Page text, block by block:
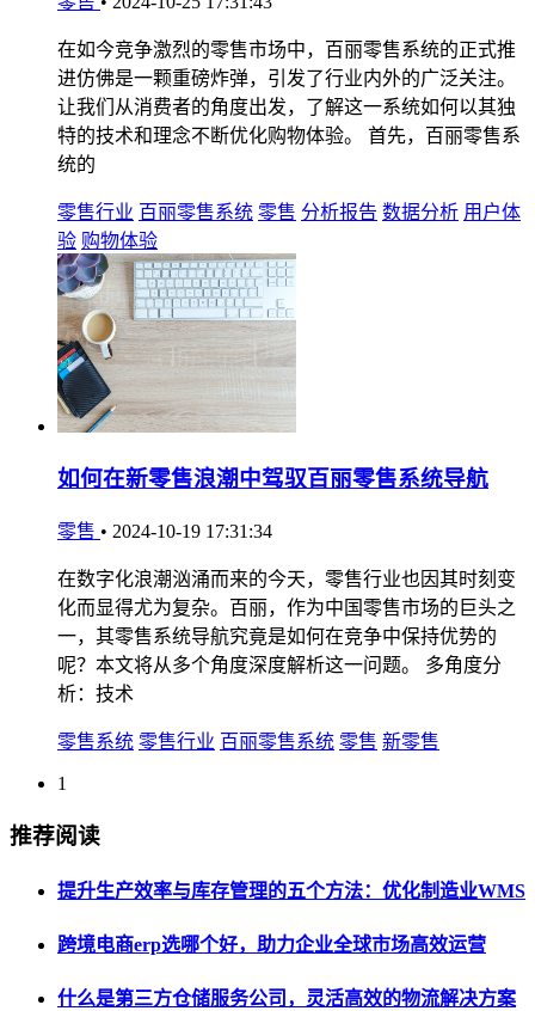
在如今竞争激烈的零售市场中，百丽零售系统的正式推
进仿佛是一颗重磅炸弹，引发了行业内外的广泛关注。
让我们从消费者的角度出发，了解这一系统如何以其独
特的技术和理念不断优化购物体验。 首先，百丽零售系
统的
零售行业 百丽零售系统 零售 分析报告 数据分析 用户体
验 购物体验
如何在新零售浪潮中驾驭百丽零售系统导航
零售 • 2024-10-19 17:31:34
在数字化浪潮汹涌而来的今天，零售行业也因其时刻变
化而显得尤为复杂。百丽，作为中国零售市场的巨头之
一，其零售系统导航究竟是如何在竞争中保持优势的
呢？本文将从多个角度深度解析这一问题。 多角度分
析：技术
零售系统 零售行业 百丽零售系统 零售 新零售
1
推荐阅读
提升生产效率与库存管理的五个方法：优化制造业WMS
跨境电商erp选哪个好，助力企业全球市场高效运营
什么是第三方仓储服务公司，灵活高效的物流解决方案